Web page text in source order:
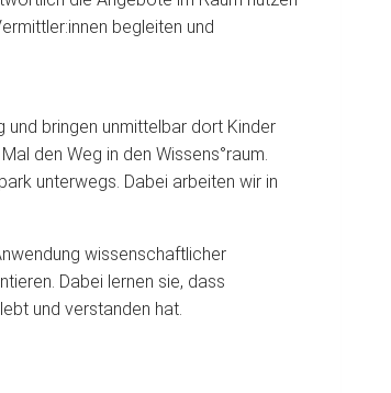
begleiten und
bringen unmittelbar dort Kinder
den Weg in den Wissens°raum.
unterwegs. Dabei arbeiten wir in
wissenschaftlicher
Dabei lernen sie, dass
und verstanden hat.